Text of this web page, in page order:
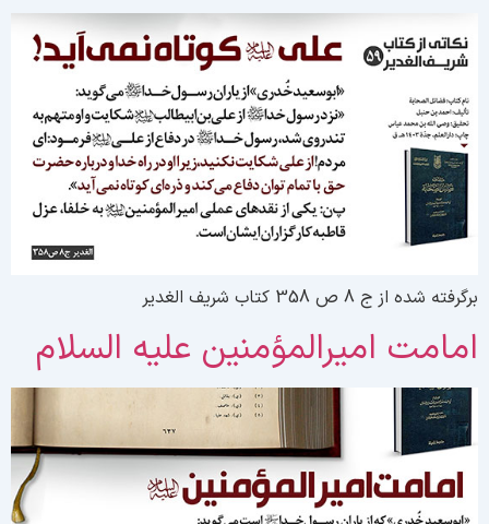
شده از ج 8 ص 358 کتاب شریف الغدیر
امیرالمؤمنین علیه السلام